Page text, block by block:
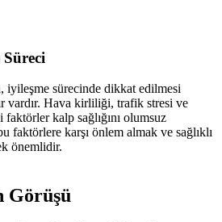
iyileşme sürecinde dikkat edilmesi
vardır. Hava kirliliği, trafik stresi ve
kalp sağlığını olumsuz
faktörlere karşı önlem almak ve sağlıklı
önemlidir.
Görüşü